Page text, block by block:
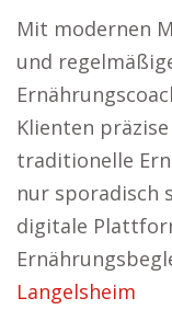
Mit modernen
und
Klienten
traditionelle
nur sporadisch
digitale
Langelsheim